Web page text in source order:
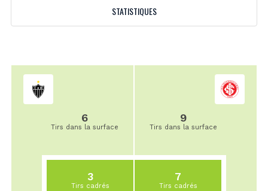
STATISTIQUES
6
Tirs dans la surface
3
Tirs cadrés
9
Tirs dans la surface
7
Tirs cadrés